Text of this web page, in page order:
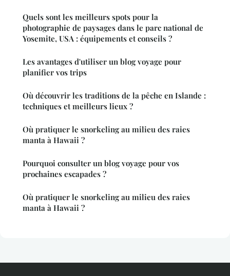
Quels sont les meilleurs spots pour la
photographie de paysages dans le parc national de
Yosemite, USA : équipements et conseils ?
Les avantages d'utiliser un blog voyage pour
planifier vos trips
Où découvrir les traditions de la pêche en Islande :
techniques et meilleurs lieux ?
Où pratiquer le snorkeling au milieu des raies
manta à Hawaii ?
Pourquoi consulter un blog voyage pour vos
prochaines escapades ?
Où pratiquer le snorkeling au milieu des raies
manta à Hawaii ?